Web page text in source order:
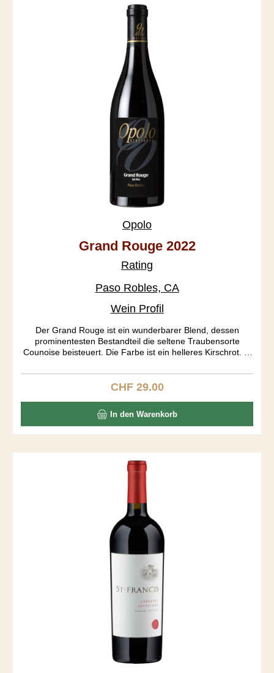
Opolo
Grand Rouge 2022
Rating
Paso Robles, CA
Wein Profil
Der Grand Rouge ist ein wunderbarer Blend, dessen
prominentesten Bestandteil die seltene Traubensorte
Counoise beisteuert. Die Farbe ist ein helleres Kirschrot. In
Gaumen in Caramel und Kirsche übergehen. Der Köper
gefällt mit seiner mittleren Schwere. Ein Rhone Ranger aus
Regulärer Preis:
CHF 29.00
In den Warenkorb